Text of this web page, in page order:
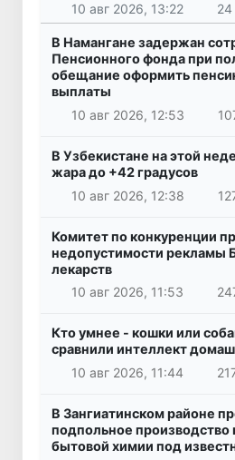
10 авг 2026, 13:22 24
В Намангане задержан
Пенсионного фонда при
обещание оформить
выплаты
10 авг 2026, 12:53
В Узбекистане на этой
жара до +42 градусов
10 авг 2026, 12:38
Комитет по конкуренции
недопустимости рекламы
лекарств
10 авг 2026, 11:53
Кто умнее - кошки или
сравнили интеллект
10 авг 2026, 11:44
В Зангиатинском районе
подпольное производство
бытовой химии под